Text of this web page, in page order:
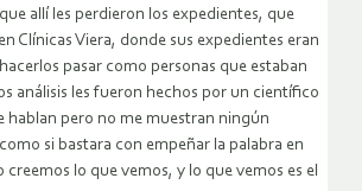
allí les perdieron los expedientes, que
Clínicas Viera, donde sus expedientes eran
pasar como personas que estaban
análisis les fueron hechos por un científico
hablan pero no me muestran ningún
si bastara con empeñar la palabra en
creemos lo que vemos, y lo que vemos es el